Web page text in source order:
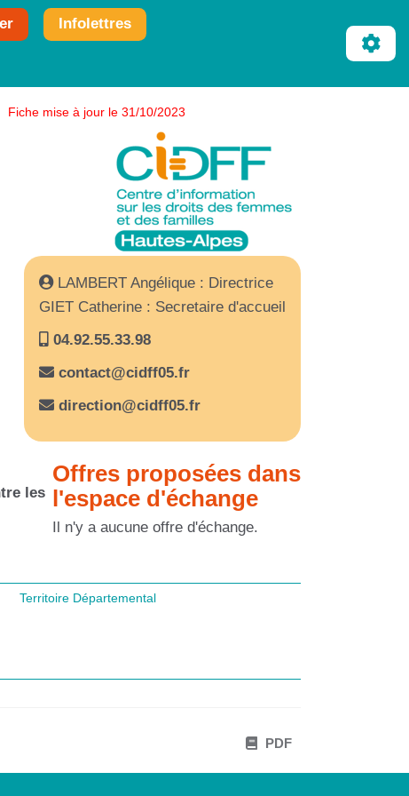
Infolettres
Fiche mise à jour le 31/10/2023
LAMBERT Angélique : Directrice
GIET Catherine : Secretaire d'accueil
04.92.55.33.98
contact@cidff05.fr
direction@cidff05.fr
les
Offres proposées dans
l'espace d'échange
Il n'y a aucune offre d'échange.
Territoire Départemental
PDF